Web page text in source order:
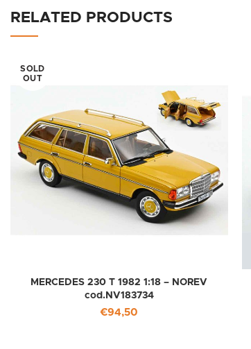
RELATED PRODUCTS
SOLD
OUT
MERCEDES 230 T 1982 1:18 – NOREV
cod.NV183734
€94,50